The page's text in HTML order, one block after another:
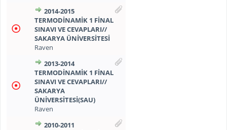
2014-2015
TERMODINAMIK 1 FINAL
SINAVI VE CEVAPLARI//
SAKARYA ÜNIVERSITESI
Raven
2013-2014
TERMODINAMIK 1 FINAL
SINAVI VE CEVAPLARI//
SAKARYA
ÜNIVERSITESI(SAU)
Raven
2010-2011